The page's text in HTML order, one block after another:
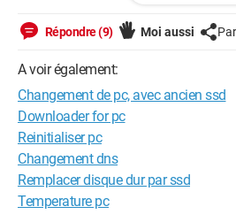
collé le dossier "program files" (par
des dossiers système et je sais pas
Merci d'avance pour vos réponses.
Répondre (9) Moi aussi
A voir également:
Changement de pc, avec ancien ssd
Downloader for pc
Reinitialiser pc
Changement dns
Remplacer disque dur par ssd
Temperature pc